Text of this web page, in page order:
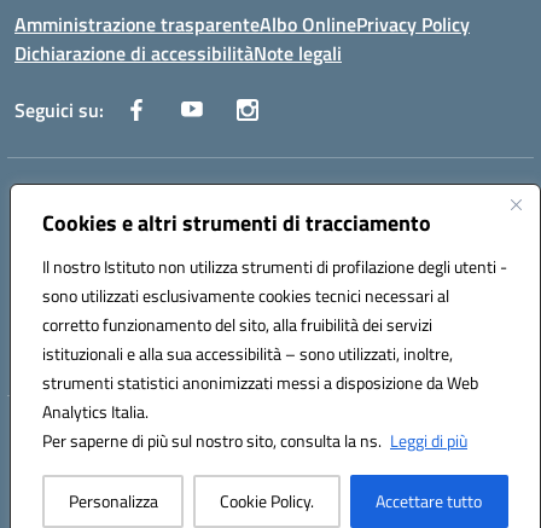
Cookies e altri strumenti di tracciamento
Il nostro Istituto non utilizza strumenti di profilazione degli utenti -
sono utilizzati esclusivamente cookies tecnici necessari al
corretto funzionamento del sito, alla fruibilità dei servizi
istituzionali e alla sua accessibilità – sono utilizzati, inoltre,
strumenti statistici anonimizzati messi a disposizione da Web
Analytics Italia.
Per saperne di più sul nostro sito, consulta la ns. Leggi di più
Personalizza Cookie Policy. Accettare tutto
Amministrazione trasparenteAlbo OnlinePrivacy Policy
Dichiarazione di accessibilitàNote legali
Seguici su:
Indirizzo:
Centralino:0885 417864 Email:fgpc180008@istruzione.it
Codice fiscale: 90043150714
Codice meccanografico:
FGPC180008
Codice Indice delle Pubbliche Amministrazioni (IPA): lzcc
Hosting & Powered by 3D Solution S.r.l.
Concept & Design by Designers Italia